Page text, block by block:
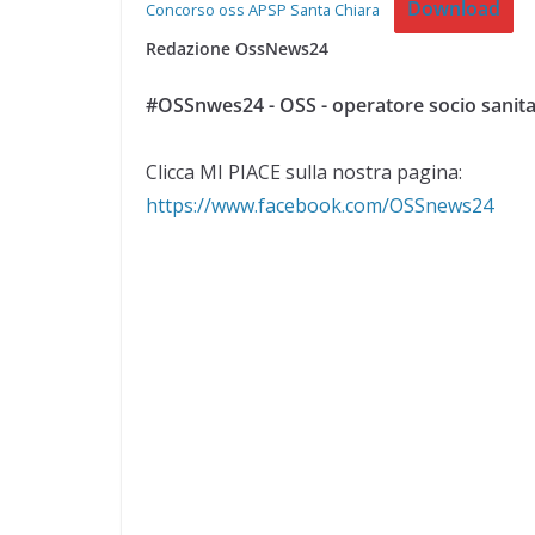
Concorso oss APSP Santa Chiara Download
Redazione OssNews24
#OSSnwes24 - OSS - operatore socio
Clicca MI PIACE sulla nostra pagina:
https://www.facebook.com/OSSnews24